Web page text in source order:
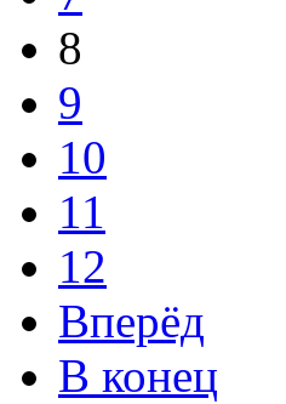
8
9
10
11
12
Вперёд
В конец